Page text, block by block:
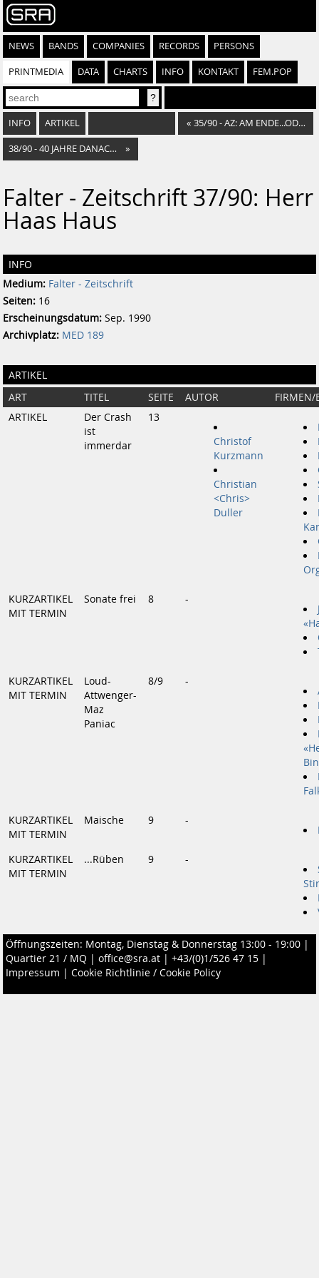
NEWS BANDS COMPANIES RECORDS PERSONS
PRINTMEDIA DATA CHARTS INFO KONTAKT FEM.POP
INFO ARTIKEL « 35/90 - AZ: AM ENDE...ODER NICHT?
38/90 - 40 JAHRE DANACH FRANZ OLAH »
Falter - Zeitschrift 37/90: Herr
Haas Haus
INFO
Medium: Falter - Zeitschrift
Seiten: 16
Erscheinungsdatum: Sep. 1990
Archivplatz: MED 189
ARTIKEL
ART TITEL SEITE AUTOR
FIRMEN/
ARTIKEL
Der Crash
ist
immerdar
13
Christof
Kurzmann
Christian
<Chris>
Duller
KURZARTIKEL
MIT TERMIN
Sonate frei 8 -
KURZARTIKEL
MIT TERMIN
Loud-
Attwenger-
Maz
Paniac
8/9 -
KURZARTIKEL
MIT TERMIN
Maische 9 -
KURZARTIKEL
MIT TERMIN
...Rüben 9 -
Öffnungszeiten: Montag, Dienstag & Donnerstag 13:00 - 19:00 |
Quartier 21 / MQ | office@sra.at | +43/(0)1/526 47 15 |
Impressum | Cookie Richtlinie / Cookie Policy